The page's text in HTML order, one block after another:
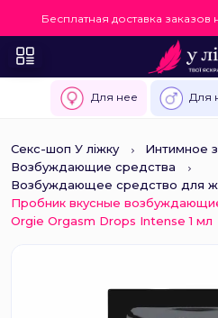
Бесплатная доставка
Для нее Для
Секс-шоп У ліжку
Интимное
Возбуждающие средства
Возбуждающее средство для
Пробник вкусные
Orgie Orgasm Drops Intense 1 мл